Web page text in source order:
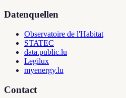
Datenquellen
Observatoire de l'Habitat
STATEC
data.public.lu
Legilux
myenergy.lu
Contact